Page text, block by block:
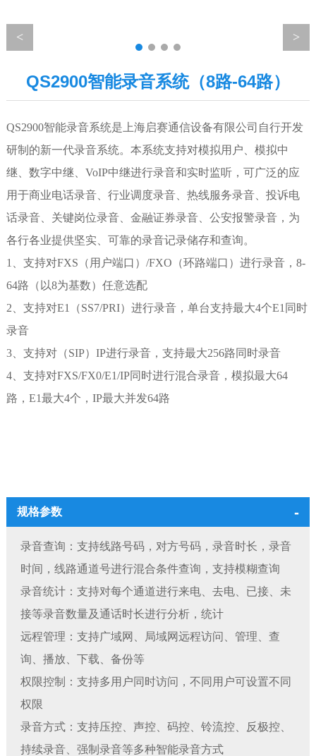
QS2900智能录音系统（8路-64路）
QS2900智能录音系统是上海启赛通信设备有限公司自行开发
研制的新一代录音系统。本系统支持对模拟用户、模拟中
继、数字中继、VoIP中继进行录音和实时监听，可广泛的应
用于商业电话录音、行业调度录音、热线服务录音、投诉电
话录音、关键岗位录音、金融证券录音、公安报警录音，为
各行各业提供坚实、可靠的录音记录储存和查询。
1、 支持对FXS （用户端口） /FXO （环路端口）进行录音， 8-
64路（以8为基数）任意选配
2、 支持对E1 （SS7/PRI）进行录音，单台支持最大4个E1 同时
录音
3、 支持对（SIP） IP进行录音，支持最大256路同时录音
4、 支持对FXS/FX0/E1/IP同时进行混合录音，模拟最大64
路， E1最大4个， IP最大并发64路
规格参数
录音查询：支持线路号码，对方号码，录音时长，录音
时间，线路通道号进行混合条件查询，支持模糊查询
录音统计：支持对每个通道进行来电、去电、已接、未
接等录音数量及通话时长进行分析，统计
远程管理：支持广域网、局域网远程访问、管理、查
询、播放、下载、备份等
权限控制：支持多用户同时访问，不同用户可设置不同
权限
录音方式：支持压控、声控、码控、铃流控、反极控、
持续录音、强制录音等多种智能录音方式